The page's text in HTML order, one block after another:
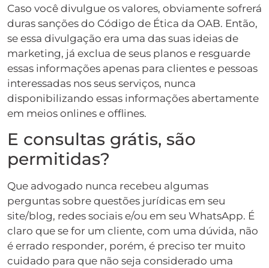
Caso você divulgue os valores, obviamente sofrerá
duras sanções do Código de Ética da OAB. Então,
se essa divulgação era uma das suas ideias de
marketing, já exclua de seus planos e resguarde
essas informações apenas para clientes e pessoas
interessadas nos seus serviços, nunca
disponibilizando essas informações abertamente
em meios onlines e offlines.
E consultas grátis, são
permitidas?
Que advogado nunca recebeu algumas
perguntas sobre questões jurídicas em seu
site/blog, redes sociais e/ou em seu WhatsApp. É
claro que se for um cliente, com uma dúvida, não
é errado responder, porém, é preciso ter muito
cuidado para que não seja considerado uma